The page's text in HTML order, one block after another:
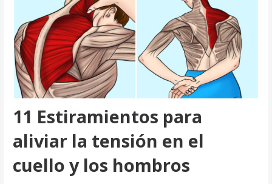
11 Estiramientos para
aliviar la tensión en el
cuello y los hombros